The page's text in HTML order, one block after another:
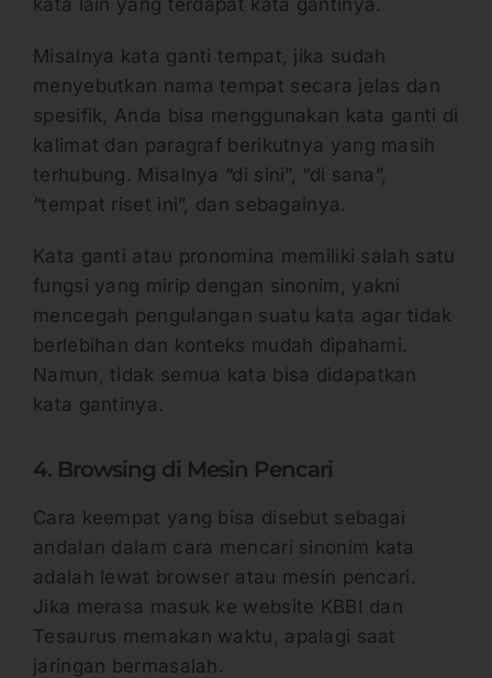
Misalnya kata ganti tempat, jika sudah
menyebutkan nama tempat secara jelas dan
spesifik, Anda bisa menggunakan kata ganti di
kalimat dan paragraf berikutnya yang masih
terhubung. Misalnya “di sini”, “di sana”,
“tempat riset ini”, dan sebagainya.
Kata ganti atau pronomina memiliki salah satu
fungsi yang mirip dengan sinonim, yakni
mencegah pengulangan suatu kata agar tidak
berlebihan dan konteks mudah dipahami.
Namun, tidak semua kata bisa didapatkan
kata gantinya.
4. Browsing di Mesin Pencari
Cara keempat yang bisa disebut sebagai
andalan dalam cara mencari sinonim kata
adalah lewat browser atau mesin pencari.
Jika merasa masuk ke website KBBI dan
Tesaurus memakan waktu, apalagi saat
jaringan bermasalah.